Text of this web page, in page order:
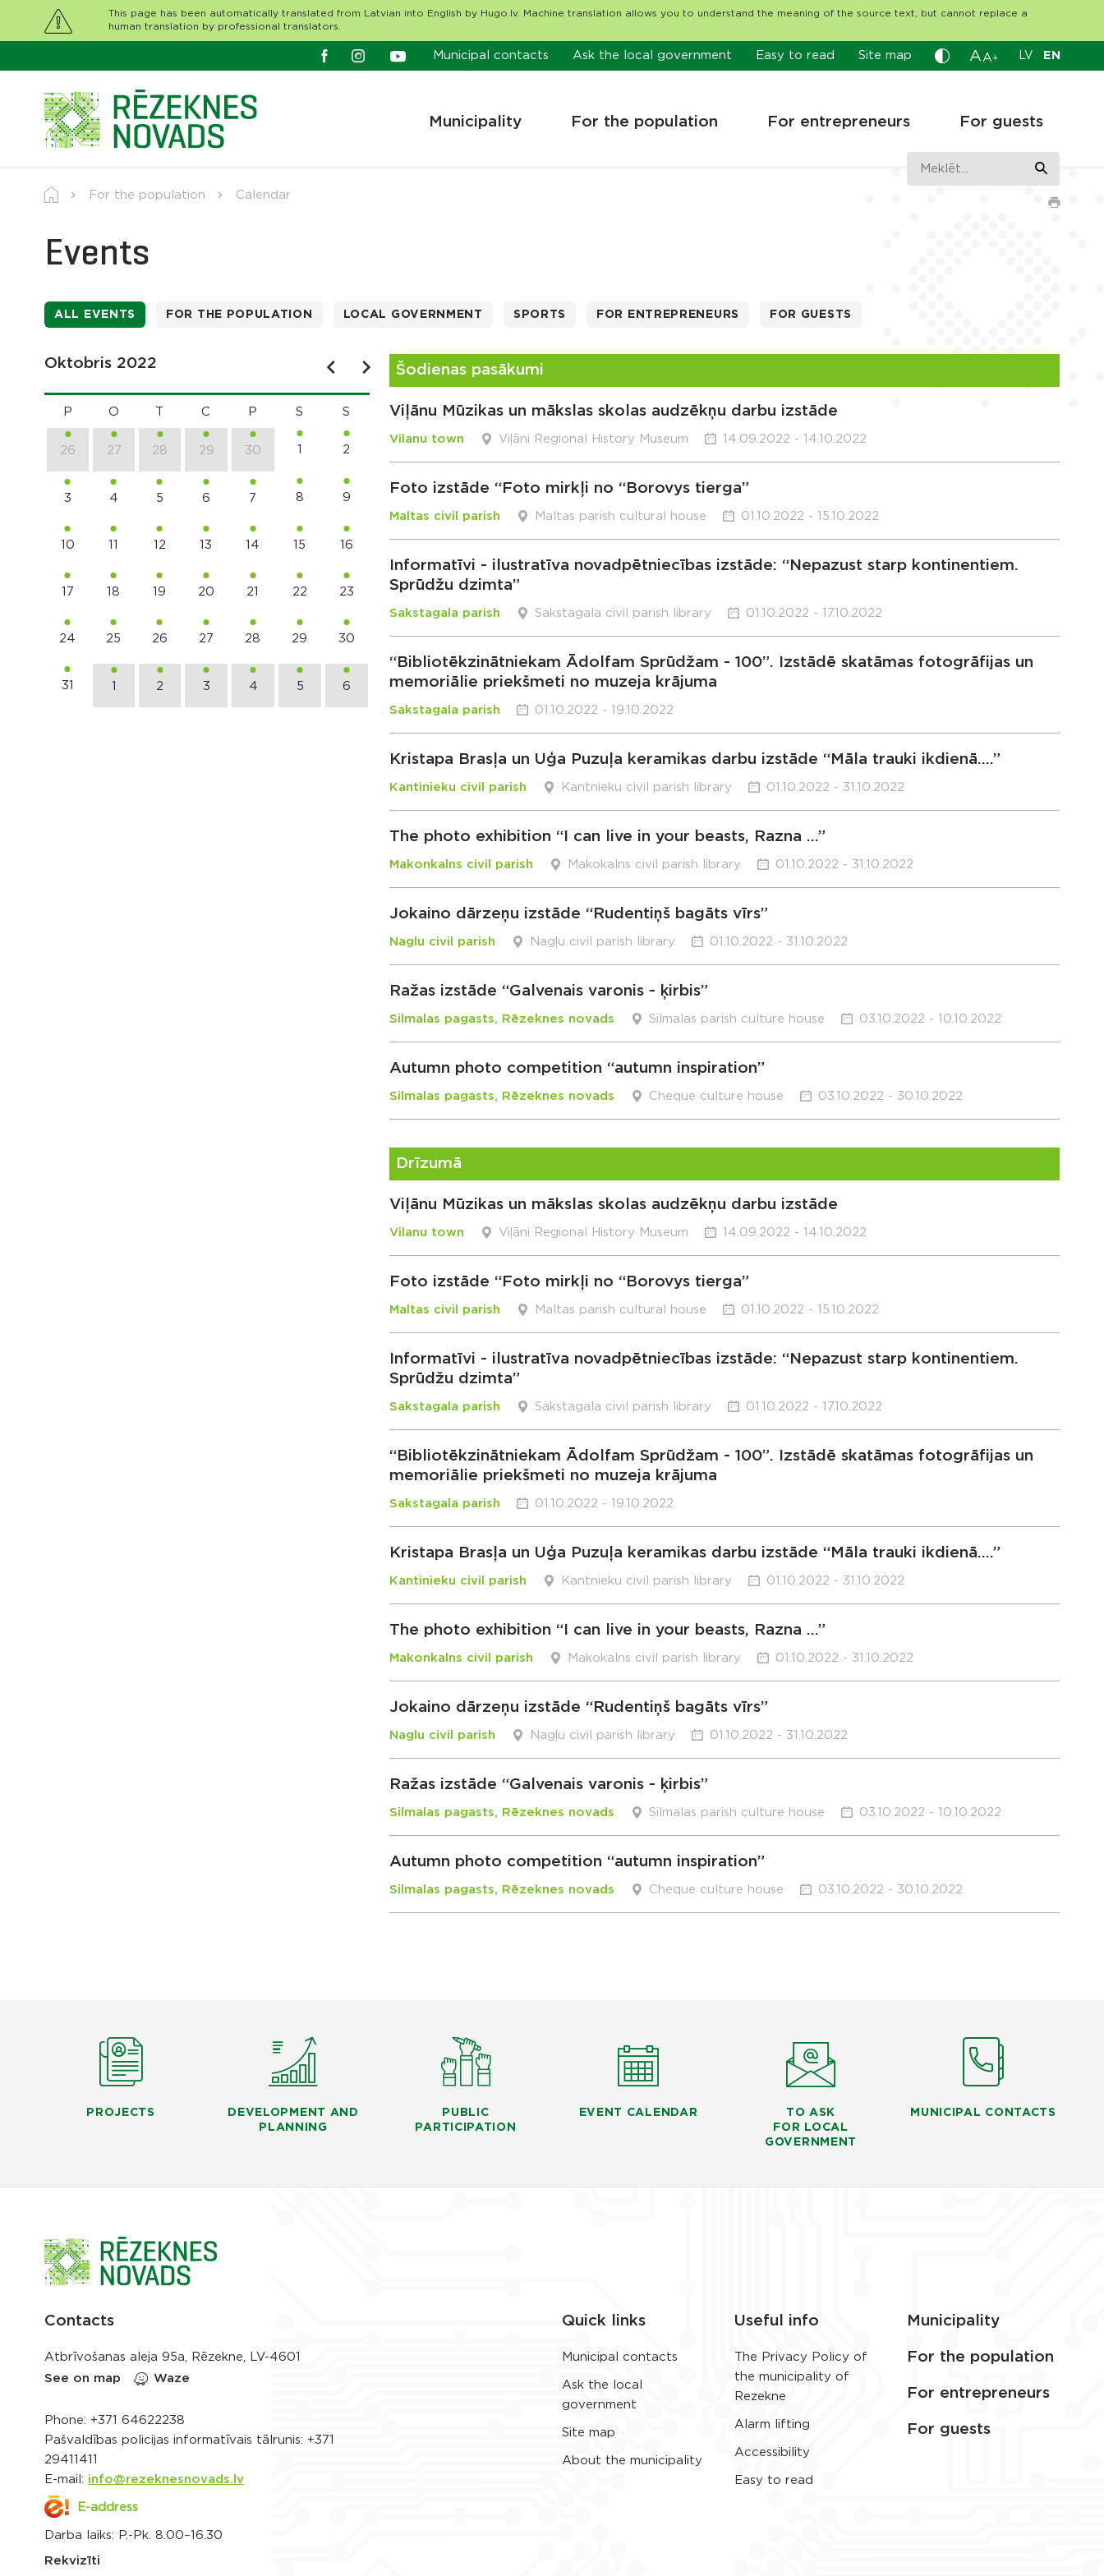
This page has been automatically translated from Latvian into English by Hugo.lv. Machine translation allows you to understand the meaning of the source text, but cannot replace a
human translation by professional translators.
Municipal contacts Ask the local government Easy to read Site map A A+ LV EN
Municipality For the population For entrepreneurs For guests
For the population Calendar
Events
ALL EVENTS FOR THE POPULATION LOCAL GOVERNMENT SPORTS FOR ENTREPRENEURS FOR GUESTS
Oktobris 2022
P O C P S S
26 27 28 29 30 1 2
3 4 5 6 7 8 9
10 11 12 13 14 15 16
17 18 19 20 21 22 23
24 25 26 27 28 29 30
31 1 2 3 4 5 6
Šodienas pasākumi
Viļānu Mūzikas un mākslas skolas audzēkņu darbu izstāde
Vilanu town Viļāni Regional History Museum 14.09.2022 - 14.10.2022
Foto izstāde “Foto mirkļi no “Borovys tierga”
Maltas civil parish Maltas parish cultural house 01.10.2022 - 15.10.2022
Informatīvi - ilustratīva novadpētniecības izstāde: “Nepazust starp kontinentiem.
Sprūdžu dzimta”
Sakstagala parish Sakstagala civil parish library 01.10.2022 - 17.10.2022
“Bibliotēkzinātniekam Ādolfam Sprūdžam - 100”. Izstādē skatāmas fotogrāfijas un
memoriālie priekšmeti no muzeja krājuma
Sakstagala parish 01.10.2022 - 19.10.2022
Kristapa Brasļa un Uģa Puzuļa keramikas darbu izstāde “Māla trauki ikdienā….”
Kantinieku civil parish Kantnieku civil parish library 01.10.2022 - 31.10.2022
The photo exhibition “I can live in your beasts, Razna …”
Makonkalns civil parish Makokalns civil parish library 01.10.2022 - 31.10.2022
Jokaino dārzeņu izstāde “Rudentiņš bagāts vīrs”
Naglu civil parish Nagļu civil parish library 01.10.2022 - 31.10.2022
Ražas izstāde “Galvenais varonis - ķirbis”
Silmalas pagasts, Rēzeknes novads Silmalas parish culture house 03.10.2022 - 10.10.2022
Autumn photo competition “autumn inspiration”
Silmalas pagasts, Rēzeknes novads Cheque culture house 03.10.2022 - 30.10.2022
Drīzumā
Viļānu Mūzikas un mākslas skolas audzēkņu darbu izstāde
Vilanu town Viļāni Regional History Museum 14.09.2022 - 14.10.2022
Foto izstāde “Foto mirkļi no “Borovys tierga”
Maltas civil parish Maltas parish cultural house 01.10.2022 - 15.10.2022
Informatīvi - ilustratīva novadpētniecības izstāde: “Nepazust starp kontinentiem.
Sprūdžu dzimta”
Sakstagala parish Sakstagala civil parish library 01.10.2022 - 17.10.2022
“Bibliotēkzinātniekam Ādolfam Sprūdžam - 100”. Izstādē skatāmas fotogrāfijas un
memoriālie priekšmeti no muzeja krājuma
Sakstagala parish 01.10.2022 - 19.10.2022
Kristapa Brasļa un Uģa Puzuļa keramikas darbu izstāde “Māla trauki ikdienā….”
Kantinieku civil parish Kantnieku civil parish library 01.10.2022 - 31.10.2022
The photo exhibition “I can live in your beasts, Razna …”
Makonkalns civil parish Makokalns civil parish library 01.10.2022 - 31.10.2022
Jokaino dārzeņu izstāde “Rudentiņš bagāts vīrs”
Naglu civil parish Nagļu civil parish library 01.10.2022 - 31.10.2022
Ražas izstāde “Galvenais varonis - ķirbis”
Silmalas pagasts, Rēzeknes novads Silmalas parish culture house 03.10.2022 - 10.10.2022
Autumn photo competition “autumn inspiration”
Silmalas pagasts, Rēzeknes novads Cheque culture house 03.10.2022 - 30.10.2022
PROJECTS
DEVELOPMENT AND
PLANNING
PUBLIC
PARTICIPATION
EVENT CALENDAR
TO ASK
FOR LOCAL
GOVERNMENT
MUNICIPAL CONTACTS
Contacts
Atbrīvošanas aleja 95a, Rēzekne, LV-4601
See on map
Waze
Phone: +371 64622238
Pašvaldības policijas informatīvais tālrunis: +371
29411411
E-mail: info@rezeknesnovads.lv
E-address
Darba laiks: P.-Pk. 8.00–16.30
Rekvizīti
Quick links
Municipal contacts
Ask the local
government
Site map
About the municipality
Useful info
The Privacy Policy of
the municipality of
Rezekne
Alarm lifting
Accessibility
Easy to read
Municipality
For the population
For entrepreneurs
For guests